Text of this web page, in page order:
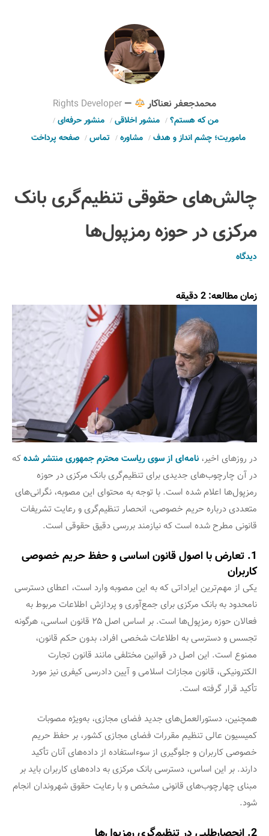
محمدجعفر نعناکار —
Rights Developer
من که هستم؟ منشور اخلاقی
منشور حرفه‌ای
ماموریت؛ چشم انداز و هدف
مشاوره تماس صفحه پرداخت
چالش‌های حقوقی تنظیم‌گری بانک
مرکزی در حوزه رمزپول‌ها
دیدگاه
زمان مطالعه: 2 دقیقه
در روزهای اخیر، نامه‌ای از سوی ریاست محترم جمهوری منتشر شدهکه
در آن چارچوب‌های جدیدی برای تنظیم‌گری بانک مرکزی در حوزه
رمزپول‌ها اعلام شده است. با توجه به محتوای این مصوبه، نگرانی‌های
متعددی درباره حریم خصوصی، انحصار تنظیم‌گری و رعایت تشریفات
قانونی مطرح شده است که نیازمند بررسی دقیق حقوقی است.
1. تعارض با اصول قانون اساسی و حفظ حریم خصوصی
کاربران
یکی از مهم‌ترین ایراداتی که به این مصوبه وارد است، اعطای دسترسی
نامحدود به بانک مرکزی برای جمع‌آوری و پردازش اطلاعات مربوط به
فعالان حوزه رمزپول‌ها است. بر اساس اصل ۲۵ قانون اساسی، هرگونه
تجسس و دسترسی به اطلاعات شخصی افراد، بدون حکم قانون،
ممنوع است. این اصل در قوانین مختلفی مانند قانون تجارت
الکترونیکی، قانون مجازات اسلامی و آیین دادرسی کیفری نیز مورد
تأکید قرار گرفته است.
همچنین، دستورالعمل‌های جدید فضای مجازی، به‌ویژه مصوبات
کمیسیون عالی تنظیم مقررات فضای مجازی کشور، بر حفظ حریم
خصوصی کاربران و جلوگیری از سوءاستفاده از داده‌های آنان تأکید
دارند. بر این اساس، دسترسی بانک مرکزی به داده‌های کاربران باید بر
مبنای چهارچوب‌های قانونی مشخص و با رعایت حقوق شهروندان انجام
شود.